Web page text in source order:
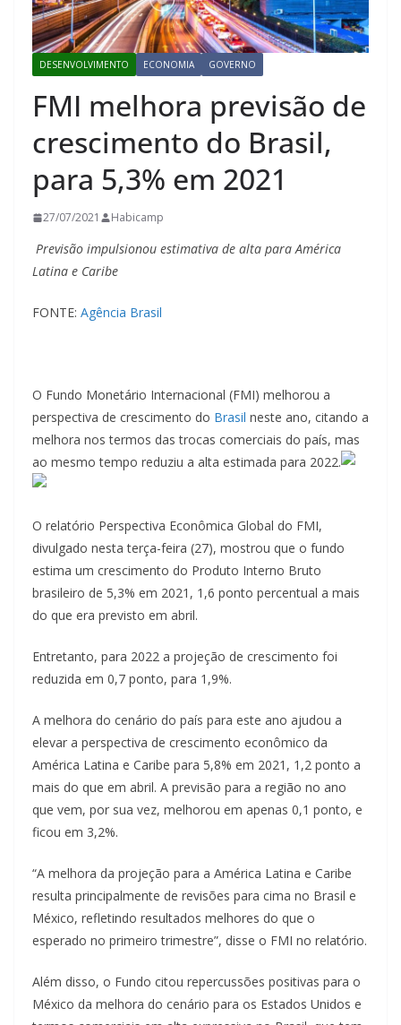
DESENVOLVIMENTO ECONOMIA GOVERNO
FMI melhora previsão de
crescimento do Brasil,
para 5,3% em 2021
27/07/2021 Habicamp
Previsão impulsionou estimativa de alta para América
Latina e Caribe
FONTE: Agência Brasil
O Fundo Monetário Internacional (FMI) melhorou a
perspectiva de crescimento do Brasil neste ano, citando a
melhora nos termos das trocas comerciais do país, mas
ao mesmo tempo reduziu a alta estimada para 2022.
O relatório Perspectiva Econômica Global do FMI,
divulgado nesta terça-feira (27), mostrou que o fundo
estima um crescimento do Produto Interno Bruto
brasileiro de 5,3% em 2021, 1,6 ponto percentual a mais
do que era previsto em abril.
Entretanto, para 2022 a projeção de crescimento foi
reduzida em 0,7 ponto, para 1,9%.
A melhora do cenário do país para este ano ajudou a
elevar a perspectiva de crescimento econômico da
América Latina e Caribe para 5,8% em 2021, 1,2 ponto a
mais do que em abril. A previsão para a região no ano
que vem, por sua vez, melhorou em apenas 0,1 ponto, e
ficou em 3,2%.
“A melhora da projeção para a América Latina e Caribe
resulta principalmente de revisões para cima no Brasil e
México, refletindo resultados melhores do que o
esperado no primeiro trimestre”, disse o FMI no relatório.
Além disso, o Fundo citou repercussões positivas para o
México da melhora do cenário para os Estados Unidos e